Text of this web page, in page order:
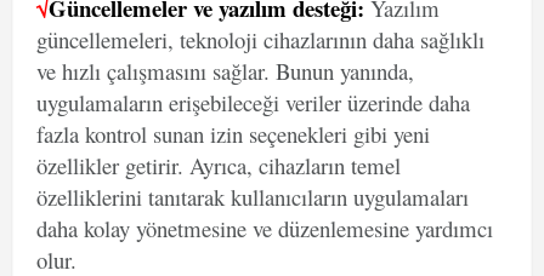
√Güncellemeler ve yazılım desteği: Yazılım
güncellemeleri, teknoloji cihazlarının daha sağlıklı
ve hızlı çalışmasını sağlar. Bunun yanında,
uygulamaların erişebileceği veriler üzerinde daha
fazla kontrol sunan izin seçenekleri gibi yeni
özellikler getirir. Ayrıca, cihazların temel
özelliklerini tanıtarak kullanıcıların uygulamaları
daha kolay yönetmesine ve düzenlemesine yardımcı
olur.